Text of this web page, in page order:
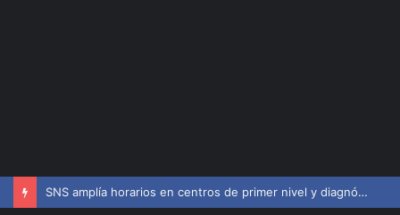
SNS amplía horarios en centros de primer nivel y diagnósticos